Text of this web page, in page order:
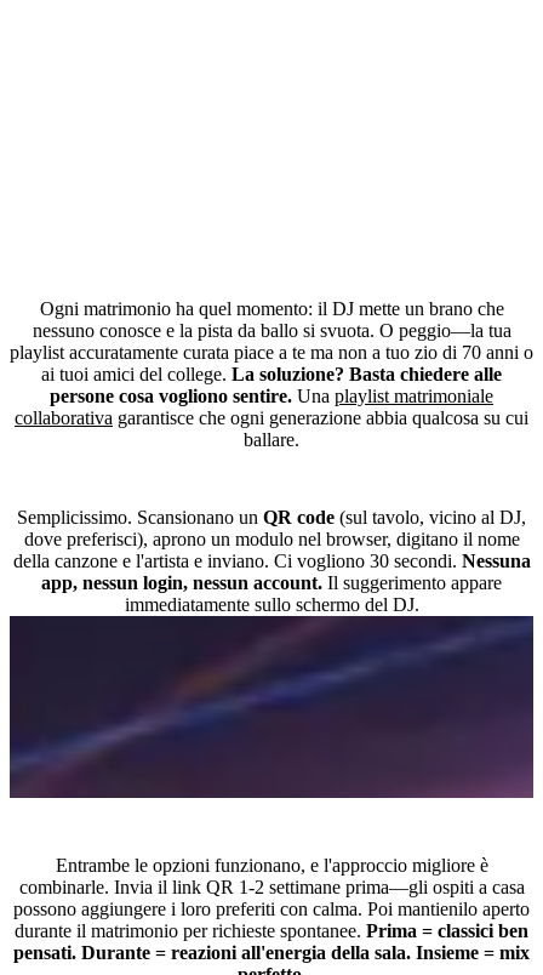
Ogni matrimonio ha quel momento: il DJ mette un brano che
nessuno conosce e la pista da ballo si svuota. O peggio—la tua
playlist accuratamente curata piace a te ma non a tuo zio di 70 anni o
ai tuoi amici del college. La soluzione? Basta chiedere alle
persone cosa vogliono sentire. Una playlist matrimoniale
collaborativa garantisce che ogni generazione abbia qualcosa su cui
ballare.
Semplicissimo. Scansionano un QR code (sul tavolo, vicino al DJ,
dove preferisci), aprono un modulo nel browser, digitano il nome
della canzone e l'artista e inviano. Ci vogliono 30 secondi. Nessuna
app, nessun login, nessun account. Il suggerimento appare
immediatamente sullo schermo del DJ.
Entrambe le opzioni funzionano, e l'approccio migliore è
combinarle. Invia il link QR 1-2 settimane prima—gli ospiti a casa
possono aggiungere i loro preferiti con calma. Poi mantienilo aperto
durante il matrimonio per richieste spontanee. Prima = classici ben
pensati. Durante = reazioni all'energia della sala. Insieme = mix